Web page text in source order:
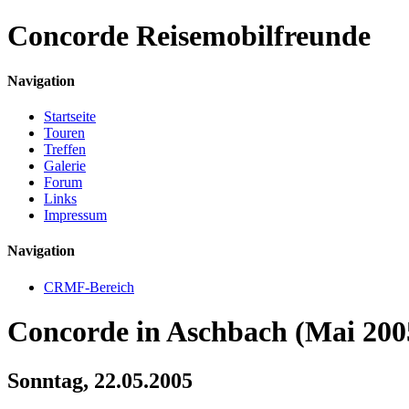
Concorde Reisemobilfreunde
Navigation
Startseite
Touren
Treffen
Galerie
Forum
Links
Impressum
Navigation
CRMF-Bereich
Concorde in Aschbach (Mai
Sonntag, 22.05.2005